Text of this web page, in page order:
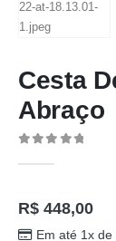
Cesta
Abraço
R$ 448,00
Em até 1x de